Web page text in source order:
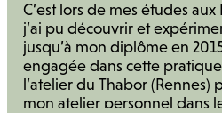
C’est lors de mes études
j’ai pu découvrir et
jusqu’à mon diplôme en
engagée dans cette
l’atelier du Thabor (Rennes)
mon atelier personnel dans